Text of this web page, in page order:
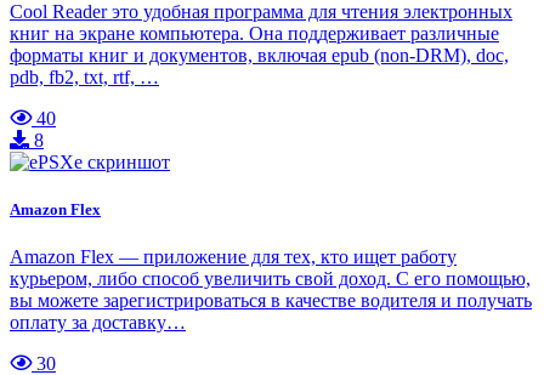
Cool Reader это удобная программа для чтения электронных
книг на экране компьютера. Она поддерживает различные
форматы книг и документов, включая epub (non-DRM), doc,
pdb, fb2, txt, rtf, …
40
8
Amazon Flex
Amazon Flex — приложение для тех, кто ищет работу
курьером, либо способ увеличить свой доход. С его помощью,
вы можете зарегистрироваться в качестве водителя и получать
оплату за доставку…
30